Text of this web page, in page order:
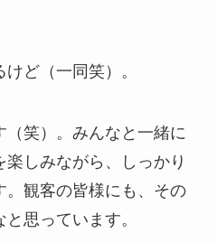
ど（一同笑）。
（笑）。みんなと一緒に
しみながら、しっかり
。観客の皆様にも、その
思っています。